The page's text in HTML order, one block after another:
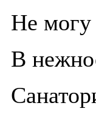
Не могу
В